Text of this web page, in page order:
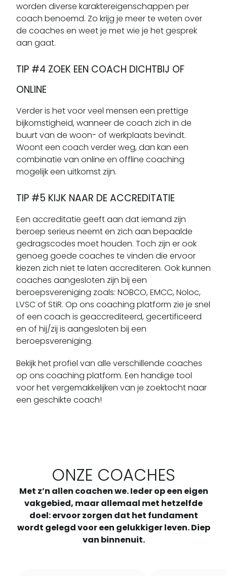
worden diverse karaktereigenschappen per
coach benoemd. Zo krijg je meer te weten over
de coaches en weet je met wie je het gesprek
aan gaat.
TIP #4 ZOEK EEN COACH DICHTBIJ OF
ONLINE
Verder is het voor veel mensen een prettige
bijkomstigheid, wanneer de coach zich in de
buurt van de woon- of werkplaats bevindt.
Woont een coach verder weg, dan kan een
combinatie van online en offline coaching
mogelijk een uitkomst zijn.
TIP #5 KIJK NAAR DE ACCREDITATIE
Een accreditatie geeft aan dat iemand zijn
beroep serieus neemt en zich aan bepaalde
gedragscodes moet houden. Toch zijn er ook
genoeg goede coaches te vinden die ervoor
kiezen zich niet te laten accrediteren. Ook kunnen
coaches aangesloten zijn bij een
beroepsvereniging zoals: NOBCO, EMCC, Noloc,
LVSC of StiR. Op ons coaching platform zie je snel
of een coach is geaccrediteerd, gecertificeerd
en of hij/zij is aangesloten bij een
beroepsvereniging.
Bekijk het profiel van alle verschillende coaches
op ons coaching platform. Een handige tool
voor het vergemakkelijken van je zoektocht naar
een geschikte coach!
ONZE COACHES
Met z’n allen coachen we. Ieder op een eigen
vakgebied, maar allemaal met hetzelfde
doel: ervoor zorgen dat het fundament
wordt gelegd voor een gelukkiger leven. Diep
van binnenuit.